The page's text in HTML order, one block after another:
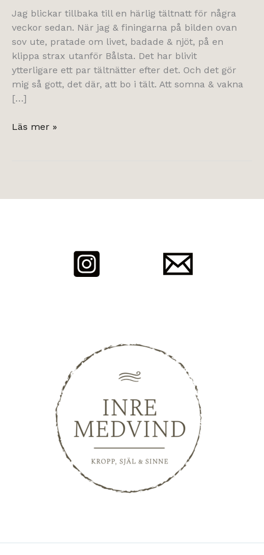
Jag blickar tillbaka till en härlig tältnatt för några
veckor sedan. När jag & finingarna på bilden ovan
sov ute, pratade om livet, badade & njöt, på en
klippa strax utanför Bålsta. Det har blivit
ytterligare ett par tältnätter efter det. Och det gör
mig så gott, det där, att bo i tält. Att somna & vakna
[…]
att
Läs mer »